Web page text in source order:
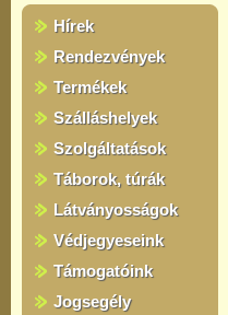
Hírek
Rendezvények
Termékek
Szálláshelyek
Szolgáltatások
Táborok, túrák
Látványosságok
Védjegyeseink
Támogatóink
Jogsegély